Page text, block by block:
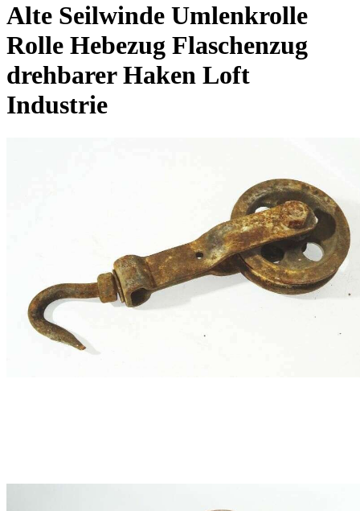
Alte Seilwinde Umlenkrolle
Rolle Hebezug Flaschenzug
drehbarer Haken Loft
Industrie